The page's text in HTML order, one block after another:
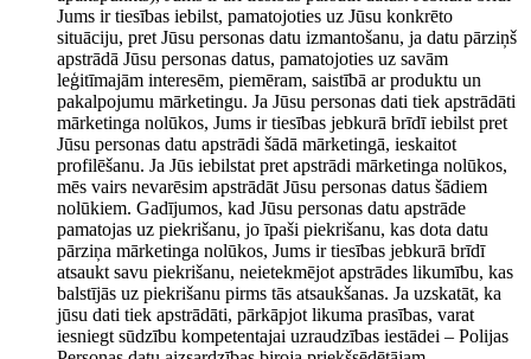
Jums ir tiesības iebilst, pamatojoties uz Jūsu konkrēto
situāciju, pret Jūsu personas datu izmantošanu, ja datu pārziņš
apstrādā Jūsu personas datus, pamatojoties uz savām
leģitīmajām interesēm, piemēram, saistībā ar produktu un
pakalpojumu mārketingu. Ja Jūsu personas dati tiek apstrādāti
mārketinga nolūkos, Jums ir tiesības jebkurā brīdī iebilst pret
Jūsu personas datu apstrādi šādā mārketingā, ieskaitot
profilēšanu. Ja Jūs iebilstat pret apstrādi mārketinga nolūkos,
mēs vairs nevarēsim apstrādāt Jūsu personas datus šādiem
nolūkiem. Gadījumos, kad Jūsu personas datu apstrāde
pamatojas uz piekrišanu, jo īpaši piekrišanu, kas dota datu
pārziņa mārketinga nolūkos, Jums ir tiesības jebkurā brīdī
atsaukt savu piekrišanu, neietekmējot apstrādes likumību, kas
balstījās uz piekrišanu pirms tās atsaukšanas. Ja uzskatāt, ka
jūsu dati tiek apstrādāti, pārkāpjot likuma prasības, varat
iesniegt sūdzību kompetentajai uzraudzības iestādei – Polijas